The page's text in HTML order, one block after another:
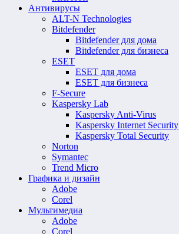
Антивирусы
ALT-N Technologies
Bitdefender
Bitdefender для дома
Bitdefender для бизнеса
ESET
ESET для дома
ESET для бизнеса
F-Secure
Kaspersky Lab
Kaspersky Anti-Virus
Kaspersky Internet Security
Kaspersky Total Security
Norton
Symantec
Trend Micro
Графика и дизайн
Adobe
Corel
Мультимедиа
Adobe
Corel